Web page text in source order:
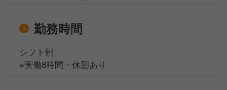
勤務時間
シフト制
※実働8時間・休憩あり